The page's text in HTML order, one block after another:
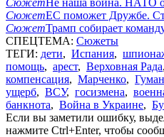
СюжетЕС поможет Дружбе.
СюжетТрамп собирает
СПЕЦТЕМА: Сюжеты
ТЕГИ: дети, Испания,
помощь, арест, Верховная Рада
компенсация, Марченко,
ущерб, ВСУ, госизмена,
банкнота, Война в Украине,
Если вы заметили ошибку,
нажмите Ctrl+Enter, чтобы